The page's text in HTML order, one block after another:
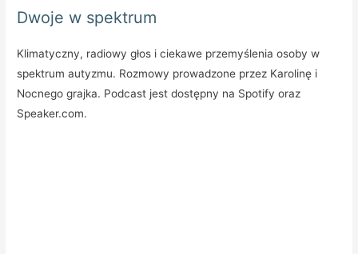
Dwoje w spektrum
Klimatyczny, radiowy głos i ciekawe przemyślenia osoby w
spektrum autyzmu. Rozmowy prowadzone przez Karolinę i
Nocnego grajka. Podcast jest dostępny na Spotify oraz
Speaker.com.